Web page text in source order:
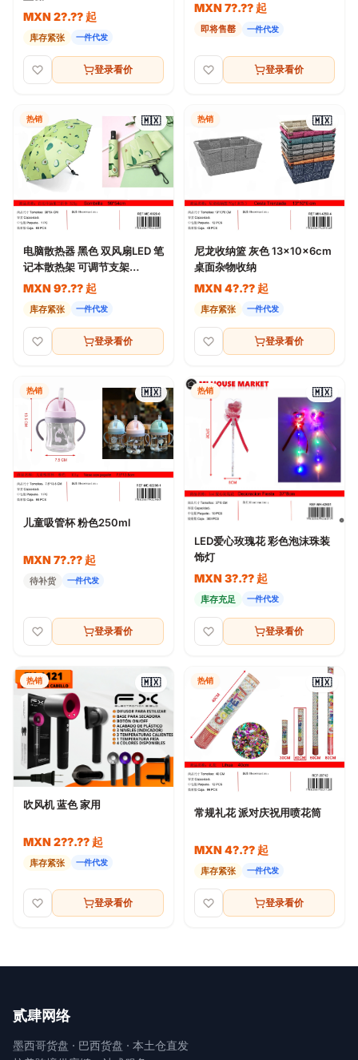
MXN 2?.?? 起
库存紧张 一件代发
登录看价
MXN 7?.?? 起
即将售罄 一件代发
登录看价
🇲🇽
热销
电脑散热器 黑色 双风扇LED 笔
记本散热架 可调节支架
35.5×26.5cm
MXN 9?.?? 起
库存紧张 一件代发
登录看价
🇲🇽
热销
尼龙收纳篮 灰色 13x10x6cm
桌面杂物收纳
MXN 4?.?? 起
库存紧张 一件代发
登录看价
🇲🇽
热销
儿童吸管杯 粉色250ml
MXN 7?.?? 起
待补货 一件代发
登录看价
🇲🇽
热销
LED爱心玫瑰花 彩色泡沫珠装
饰灯
MXN 3?.?? 起
库存充足 一件代发
登录看价
🇲🇽
热销
吹风机 蓝色 家用
MXN 2??.?? 起
库存紧张 一件代发
登录看价
🇲🇽
热销
常规礼花 派对庆祝用喷花筒
MXN 4?.?? 起
库存紧张 一件代发
登录看价
贰肆网络
墨西哥货盘 · 巴西货盘 · 本土仓直发